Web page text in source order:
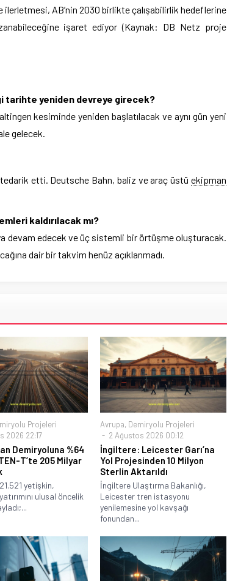
ilerletmesi, AB’nin 2030 birlikte çalışabilirlik hedeflerine
işaret ediyor (Kaynak: DB Netz proje
tarihte yeniden devreye girecek?
kesiminde yeniden başlatılacak ve aynı gün yeni
gelecek.
etti. Deutsche Bahn, baliz ve araç üstü ekipman
kaldırılacak mı?
devam edecek ve üç sistemli bir örtüşme oluşturacak.
dair bir takvim henüz açıklanmadı.
Projeleri
2026 22:17
Demiryoluna %64
T’te 205 Milyar
yetişkin,
ulusal öncelik
Avrupa, Demiryolu Projeleri
2 Ağustos 2026 00:12
İngiltere: Leicester Garı’na
Yol Projesinden 10 Milyon
Sterlin Aktarıldı
İngiltere Ulaştırma Bakanlığı,
Leicester tren istasyonu
yenilemesine yol kavşağı
fonundan...